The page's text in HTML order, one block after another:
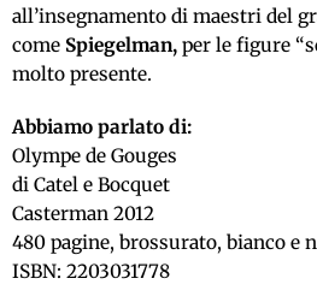
all’insegnamento di maestri del
come Spiegelman, per le figure
molto presente.
Abbiamo parlato di:
Olympe de Gouges
di Catel e Bocquet
Casterman 2012
480 pagine, brossurato, bianco e
ISBN: 2203031778